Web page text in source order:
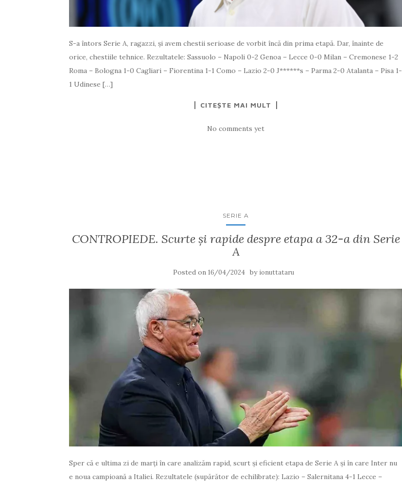
S-a întors Serie A, ragazzi, și avem chestii serioase de vorbit încă din prima etapă. Dar, înainte de
orice, chestiile tehnice. Rezultatele: Sassuolo – Napoli 0-2 Genoa – Lecce 0-0 Milan – Cremonese 1-2
Roma – Bologna 1-0 Cagliari – Fiorentina 1-1 Como – Lazio 2-0 J******s – Parma 2-0 Atalanta – Pisa 1-
1 Udinese […]
CITEȘTE MAI MULT
No comments yet
SERIE A
CONTROPIEDE. Scurte și rapide despre etapa a 32-a din Serie
A
Posted on 16/04/2024 by ionuttataru
Sper că e ultima zi de marți în care analizăm rapid, scurt și eficient etapa de Serie A și în care Inter nu
e noua campioană a Italiei. Rezultatele (supărător de echilibrate): Lazio – Salernitana 4-1 Lecce –